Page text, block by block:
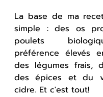
La base de ma
simple : des os
poulets
préférence élevés
des légumes frais,
des épices et du
cidre. Et c'est tout!